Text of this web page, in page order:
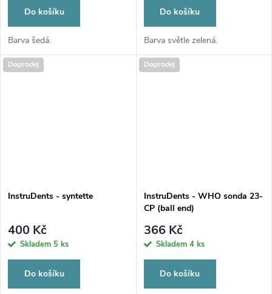
Do košíku
Barva šedá.
Do košíku
Barva světle zelená.
Doprodej
InstruDents - syntette
400 Kč
Skladem 5 ks
Do košíku
Doprodej
InstruDents - WHO sonda 23-
CP (ball end)
366 Kč
Skladem 4 ks
Do košíku